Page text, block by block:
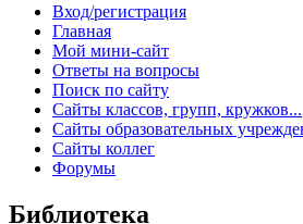
Вход/регистрация
Главная
Мой мини-сайт
Ответы на вопросы
Поиск по сайту
Сайты классов, групп, кружков...
Сайты образовательных
Сайты коллег
Форумы
Библиотека